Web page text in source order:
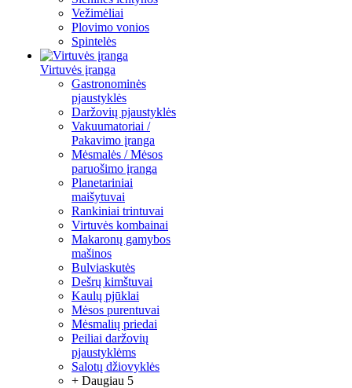
Vežimėliai
Plovimo vonios
Spintelės
Virtuvės įranga
Gastronominės
pjaustyklės
Daržovių pjaustyklės
Vakuumatoriai /
Pakavimo įranga
Mėsmalės / Mėsos
paruošimo įranga
Planetariniai
maišytuvai
Rankiniai trintuvai
Virtuvės kombainai
Makaronų gamybos
mašinos
Bulviaskutės
Dešrų kimštuvai
Kaulų pjūklai
Mėsos purentuvai
Mėsmalių priedai
Peiliai daržovių
pjaustyklėms
Salotų džiovyklės
+ Daugiau 5